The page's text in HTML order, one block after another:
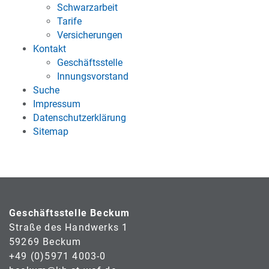
Schwarzarbeit
Tarife
Versicherungen
Kontakt
Geschäftsstelle
Innungsvorstand
Suche
Impressum
Datenschutzerklärung
Sitemap
Geschäftsstelle Beckum
Straße des Handwerks 1
59269 Beckum
+49 (0)5971 4003-0